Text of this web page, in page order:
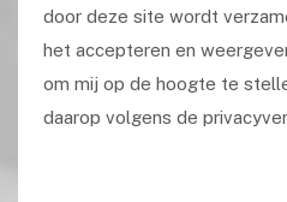
door deze site wordt
het accepteren en
om mij op de hoogte te
daarop volgens de